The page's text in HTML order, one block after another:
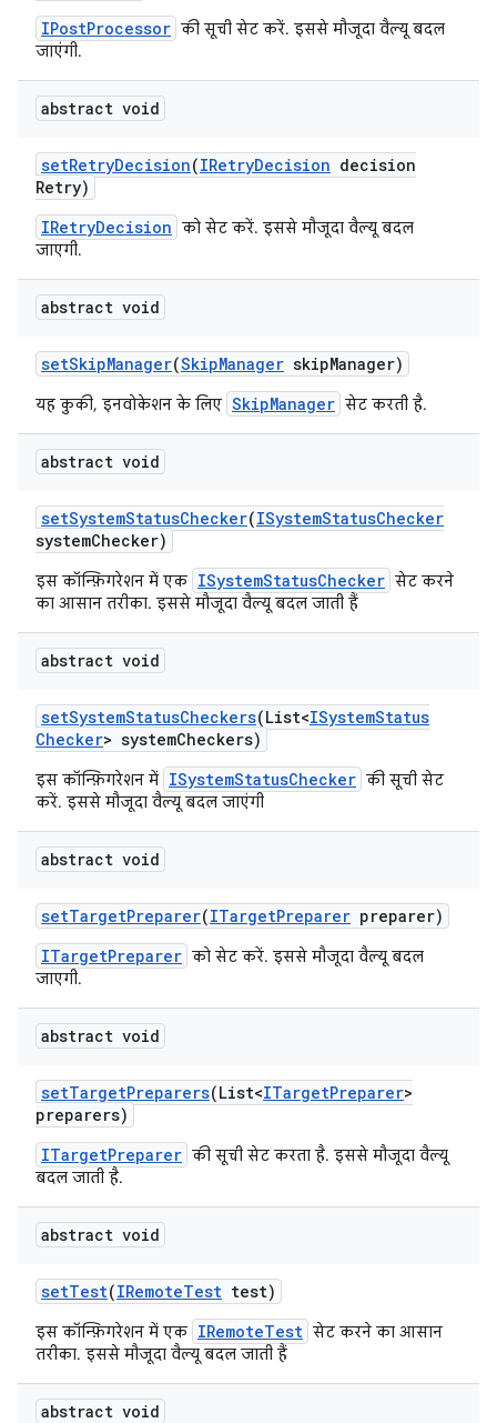
IPostProcessor की सूची सेट करें. इससे मौजूदा वैल्यू बदल
जाएंगी.
abstract void
setRetryDecision(IRetryDecision decision
Retry)
IRetryDecision को सेट करें. इससे मौजूदा वैल्यू बदल
जाएगी.
abstract void
setSkipManager(SkipManager skipManager)
यह कुकी, इनवोकेशन के लिए SkipManager सेट करती है.
abstract void
setSystemStatusChecker(ISystemStatusChecker
systemChecker)
इस कॉन्फ़िगरेशन में एक ISystemStatusChecker सेट करने
का आसान तरीका. इससे मौजूदा वैल्यू बदल जाती हैं
abstract void
setSystemStatusCheckers(List<ISystemStatus
Checker> systemCheckers)
इस कॉन्फ़िगरेशन में ISystemStatusChecker की सूची सेट
करें. इससे मौजूदा वैल्यू बदल जाएंगी
abstract void
setTargetPreparer(ITargetPreparer preparer)
ITargetPreparer को सेट करें. इससे मौजूदा वैल्यू बदल
जाएगी.
abstract void
setTargetPreparers(List<ITargetPreparer>
preparers)
ITargetPreparer की सूची सेट करता है. इससे मौजूदा वैल्यू
बदल जाती है.
abstract void
setTest(IRemoteTest test)
इस कॉन्फ़िगरेशन में एक IRemoteTest सेट करने का आसान
तरीका. इससे मौजूदा वैल्यू बदल जाती हैं
abstract void